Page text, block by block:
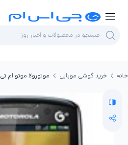
خانه خرید گوشی موبایل موتورولا موتو ام تی 870